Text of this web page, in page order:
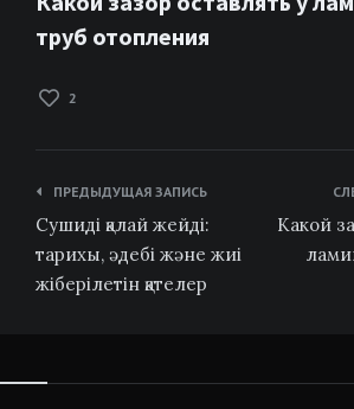
труб отопления
2
Навигация
по
записям
ПРЕДЫДУЩАЯ ЗАПИСЬ
Сушиді қалай жейді:
тарихы, әдебі және жиі
жіберілетін қателер
Какой